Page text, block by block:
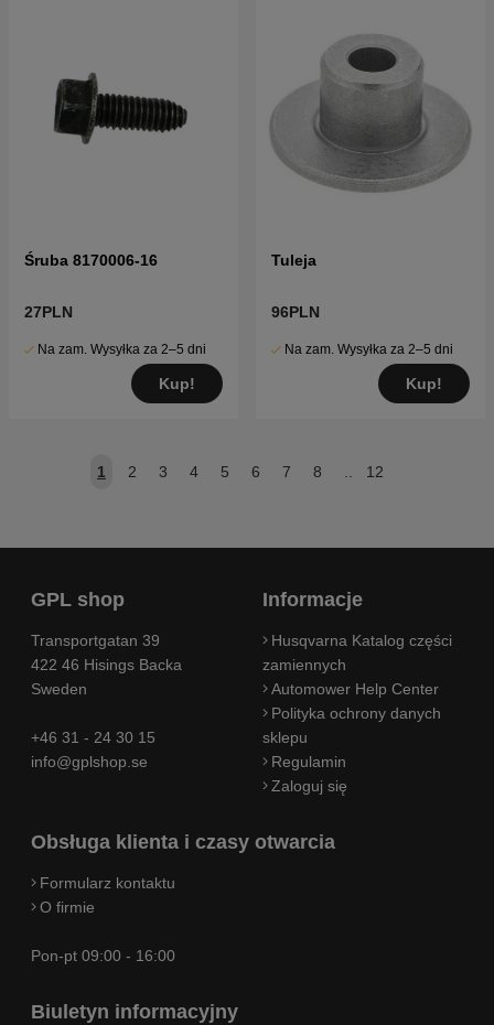
Śruba 8170006-16
27PLN
Na zam. Wysyłka za 2–5 dni
Kup!
Tuleja
96PLN
Na zam. Wysyłka za 2–5 dni
Kup!
1 2 3 4 5 6 7 8 .. 12
GPL shop
Transportgatan 39
422 46 Hisings Backa
Sweden
+46 31 - 24 30 15
info@gplshop.se
Informacje
Husqvarna Katalog części
zamiennych
Automower Help Center
Polityka ochrony danych
sklepu
Regulamin
Zaloguj się
Obsługa klienta i czasy otwarcia
Formularz kontaktu
O firmie
Pon-pt 09:00 - 16:00
Biuletyn informacyjny